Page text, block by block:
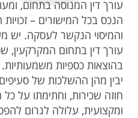
עורך דין המנוסה בתחום,
הנכס בכל המישורים – זכויות
והמיסוי הנקשר לעסקה. יש
עורך דין בתחום המקרקעין,
בהוצאות כספיות
יבין מהן ההשלכות של
חוזה שכירות, וחתימתו על
ומקצועית, עלולה לגרום